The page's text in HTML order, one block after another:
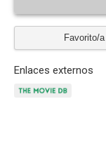
Favorito/a
Enlaces externos